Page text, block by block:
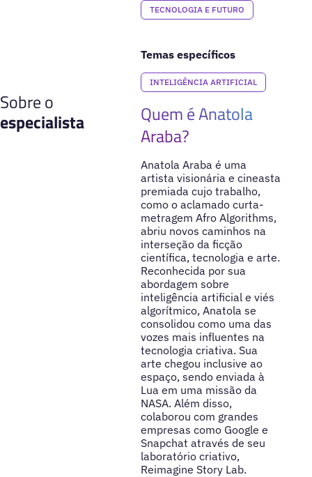
TECNOLOGIA E FUTURO
Temas específicos
INTELIGÊNCIA ARTIFICIAL
Sobre o
especialista
Quem é Anatola
Araba?
Anatola Araba é uma
artista visionária e cineasta
premiada cujo trabalho,
como o aclamado curta-
metragem Afro Algorithms,
abriu novos caminhos na
interseção da ficção
científica, tecnologia e arte.
Reconhecida por sua
abordagem sobre
inteligência artificial e viés
algorítmico, Anatola se
consolidou como uma das
vozes mais influentes na
tecnologia criativa. Sua
arte chegou inclusive ao
espaço, sendo enviada à
Lua em uma missão da
NASA. Além disso,
colaborou com grandes
empresas como Google e
Snapchat através de seu
laboratório criativo,
Reimagine Story Lab.